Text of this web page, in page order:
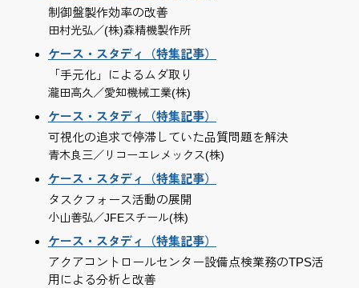
制御盤製作効率の改善
田村光弘／(株)森精機製作所
ケース・スタディ（特集記事）
「手元化」によるムダ取り
瀧田高久／愛知機械工業(株)
ケース・スタディ（特集記事）
可視化の追求で停滞していた品質問題を解決
青木良三／リコーエレメックス(株)
ケース・スタディ（特集記事）
タスクフォース活動の展開
小山善弘／JFEスチール(株)
ケース・スタディ（特集記事）
アクアコントロールセンター設備点検業務のTPS活
用による分析と改善